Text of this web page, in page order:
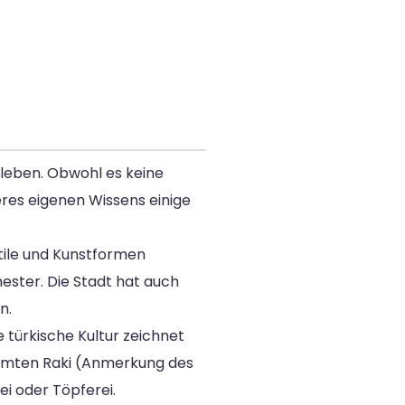
Obwohl es keine
eigenen Wissens einige
und Kunstformen
Die Stadt hat auch
türkische Kultur zeichnet
Raki (Anmerkung des
oder Töpferei.